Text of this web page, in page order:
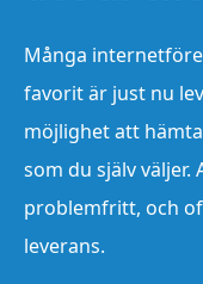
Många
favorit är just nu
möjlighet att
som du själv
problemfritt, och
leverans.